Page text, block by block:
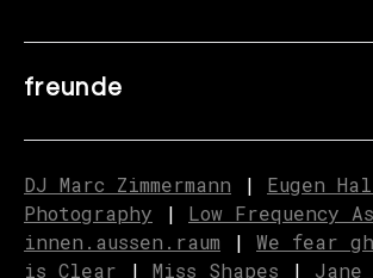
freunde
DJ Marc Zimmermann | Eugen
Photography | Low Frequency
innen.aussen.raum | We fear
is Clear | Miss Shapes |